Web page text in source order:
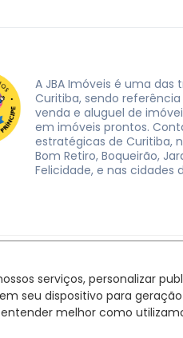
serviços, personalizar
seu dispositivo para
melhor como
A JBA Imóveis é uma das
Curitiba, sendo
venda e aluguel de
em imóveis prontos.
estratégicas de Curitiba,
Bom Retiro, Boqueirão,
Felicidade, e nas cidades
uso
para Imobiliária